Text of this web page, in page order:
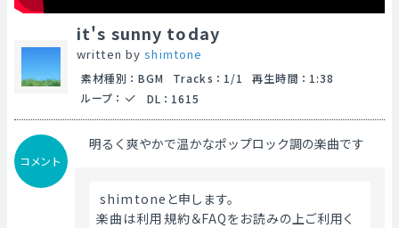
it's sunny today
written byshimtone
素材種別 ： BGM Tracks ： 1/1 再生時間 ： 1:38
ループ ： DL ： 1615
コメント
明るく爽やかで温かなポップロック調の楽曲です
shimtoneと申します。
楽曲は利用規約＆FAQをお読みの上ご利用く